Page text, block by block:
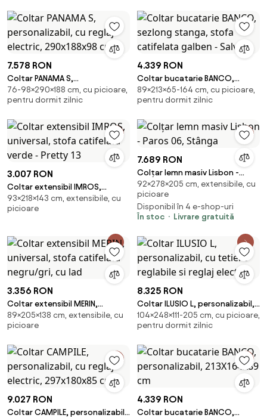
7.578 RON
Coltar PANAMA S,
personalizabil, cu reglaj
electric, 290x188x98 cm
76-98×290×188 cm, cu picioare,
pentru dormit zilnic
4.339 RON
Coltar bucatarie BANCO,
sezlong stanga, stofa
catifelata galben - Salv
89×213×65-164 cm, cu picioare,
pentru dormit zilnic
3.007 RON
Coltar extensibil IMROS,
universal, stofa catifelata
verde - Pretty 13
93×218×143 cm, extensibile, cu
picioare
7.689 RON
Colțar lemn masiv Lisbon -
Paros 06, Stânga
92×278×205 cm, extensibile, cu
picioare
Disponibil în 4 e-shop-uri
În stoc
Livrare gratuită
3.356 RON
Coltar extensibil MERIN,
universal, stofa catifelata
negru/gri, cu lad
89×205×138 cm, extensibile, cu
picioare
8.325 RON
Coltar ILUSIO L, personalizabil,
cu tetiere reglabile si reglaj
electr
104×248×111-205 cm, cu picioare,
pentru dormit zilnic
9.027 RON
Coltar CAMPILE, personalizabil,
4.339 RON
Coltar bucatarie BANCO,